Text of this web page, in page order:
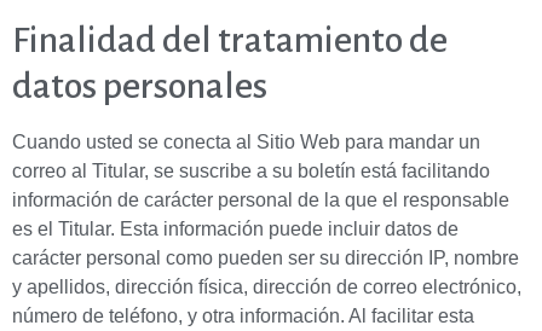
Finalidad del tratamiento de
datos personales
Cuando usted se conecta al Sitio Web para mandar un
correo al Titular, se suscribe a su boletín está facilitando
información de carácter personal de la que el responsable
es el Titular. Esta información puede incluir datos de
carácter personal como pueden ser su dirección IP, nombre
y apellidos, dirección física, dirección de correo electrónico,
número de teléfono, y otra información. Al facilitar esta